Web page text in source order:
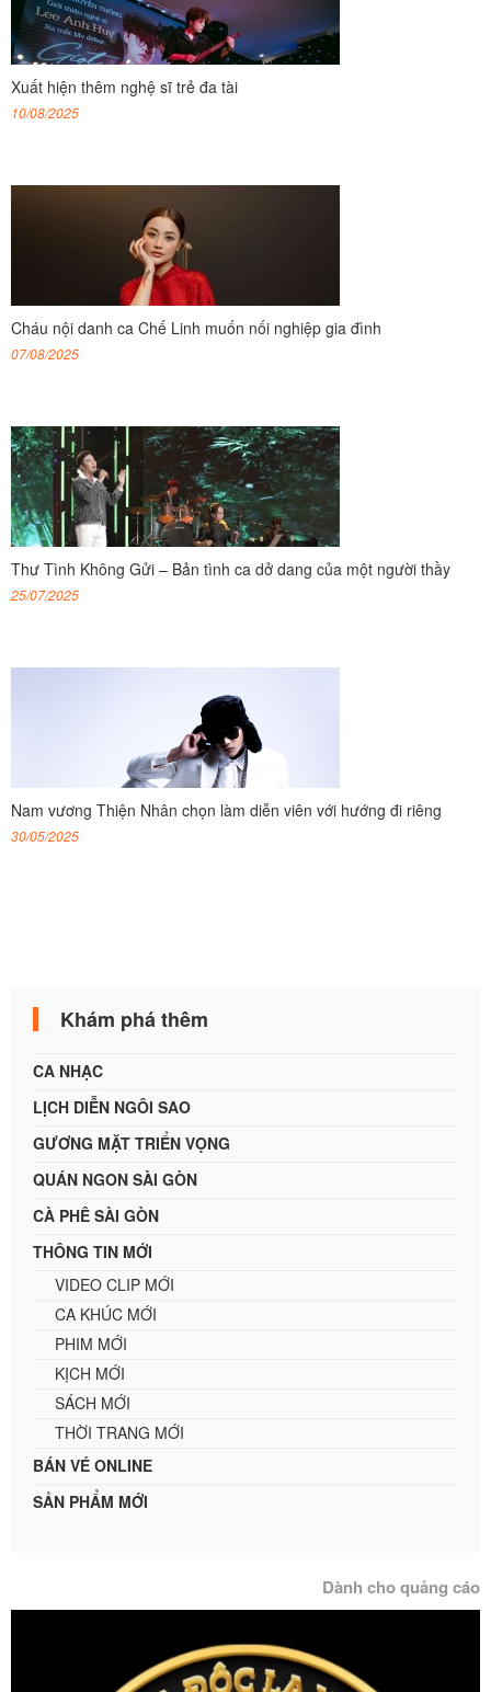
Xuất hiện thêm nghệ sĩ trẻ đa tài
10/08/2025
Cháu nội danh ca Chế Linh muốn nối nghiệp gia đình
07/08/2025
Thư Tình Không Gửi – Bản tình ca dở dang của một người thầy
25/07/2025
Nam vương Thiện Nhân chọn làm diễn viên với hướng đi riêng
30/05/2025
Khám phá thêm
CA NHẠC
LỊCH DIỄN NGÔI SAO
GƯƠNG MẶT TRIỂN VỌNG
QUÁN NGON SÀI GÒN
CÀ PHÊ SÀI GÒN
THÔNG TIN MỚI
VIDEO CLIP MỚI
CA KHÚC MỚI
PHIM MỚI
KỊCH MỚI
SÁCH MỚI
THỜI TRANG MỚI
BÁN VÉ ONLINE
SẢN PHẨM MỚI
Dành cho quảng cáo